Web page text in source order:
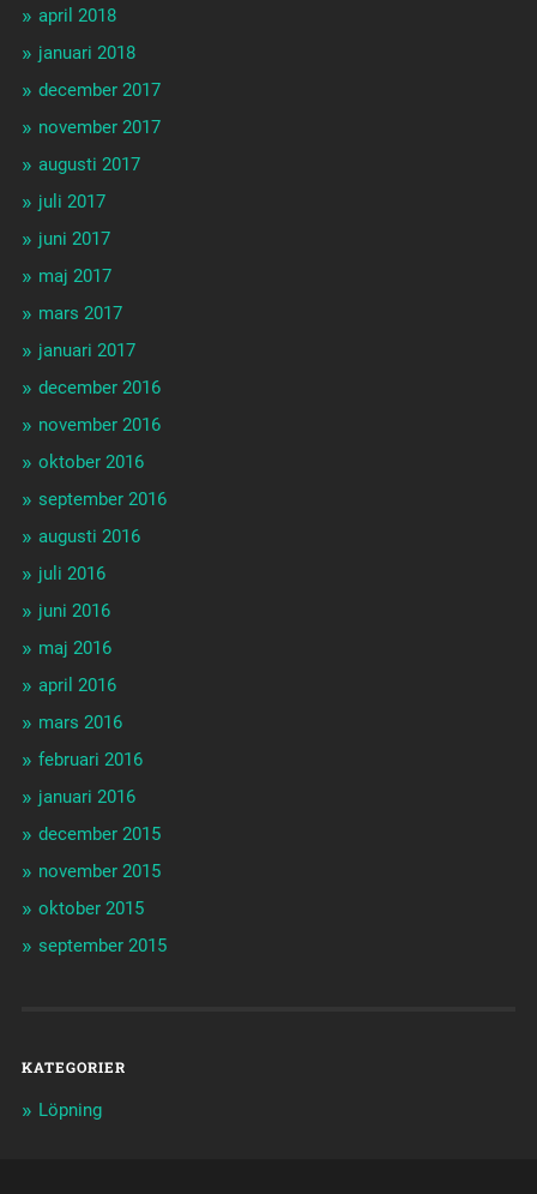
april 2018
januari 2018
december 2017
november 2017
augusti 2017
juli 2017
juni 2017
maj 2017
mars 2017
januari 2017
december 2016
november 2016
oktober 2016
september 2016
augusti 2016
juli 2016
juni 2016
maj 2016
april 2016
mars 2016
februari 2016
januari 2016
december 2015
november 2015
oktober 2015
september 2015
KATEGORIER
Löpning